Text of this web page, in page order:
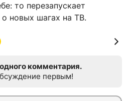
то перезапускает
новых шагах на ТВ.
комментария.
первым!